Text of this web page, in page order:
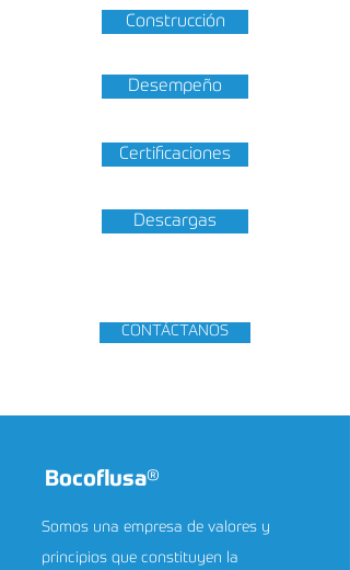
Construcción
Desempeño
Certificaciones
Descargas
CONTÁCTANOS
Bocoflusa®
Somos una empresa de valores y
principios que constituyen la